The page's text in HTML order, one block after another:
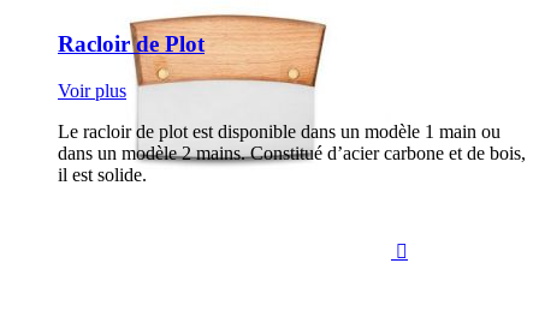

Racloir de Plot
Voir plus
Le racloir de plot est disponible dans un modèle 1 main ou
dans un modèle 2 mains. Constitué d’acier carbone et de bois,
il est solide.